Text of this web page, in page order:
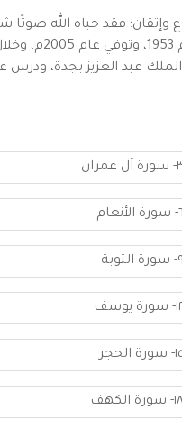
وإتقان؛ فقد حباه الله صوتًا
في التجويد تأخذ بمسامع الناس وتحملهم على
عبد العزيز بجدة، ودرس
عمران
٦- سورة الأنعام
٩- سورة التوبة
١٢- سورة يوسف
الحجر
الكهف